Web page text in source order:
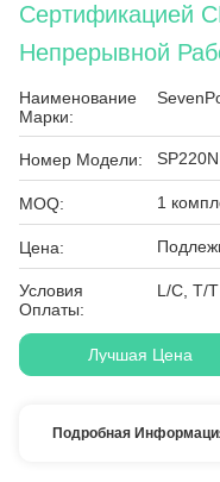
Сертификацией
Непрерывной
Наименование
Марки:
Номер Модели: SP220N
MOQ: 1
Цена:
Условия
Оплаты:
L/C, T/T
Лучшая Цена
Подробная